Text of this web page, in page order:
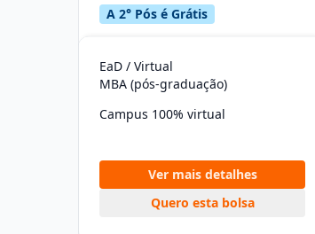
A 2° Pós é Grátis
EaD / Virtual
MBA (pós-graduação)
Campus 100% virtual
Ver mais detalhes
Quero esta bolsa